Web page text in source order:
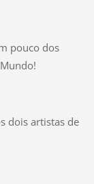
pouco dos
dois artistas de